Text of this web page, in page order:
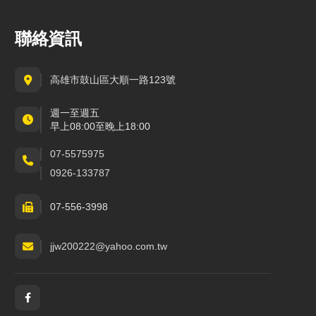
聯絡資訊
高雄市鼓山區大順一路123號
週一至週五
早上08:00至晚上18:00
07-5575975
0926-133787
07-556-3998
jjw200222@yahoo.com.tw
社群與通訊